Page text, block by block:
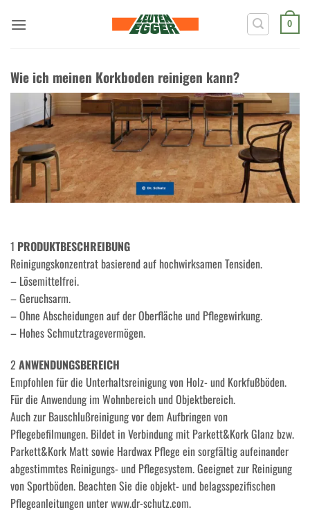
Inhalt
0
Wie ich meinen Korkboden reinigen kann?
1 PRODUKTBESCHREIBUNG
Reinigungskonzentrat basierend auf hochwirksamen Tensiden.
– Lösemittelfrei.
– Geruchsarm.
– Ohne Abscheidungen auf der Oberfläche und Pflegewirkung.
– Hohes Schmutztragevermögen.
2 ANWENDUNGSBEREICH
Empfohlen für die Unterhaltsreinigung von Holz- und Korkfußböden.
Für die Anwendung im Wohnbereich und Objektbereich.
Auch zur Bauschlußreinigung vor dem Aufbringen von
Pflegebefilmungen. Bildet in Verbindung mit Parkett&Kork Glanz bzw.
Parkett&Kork Matt sowie Hardwax Pflege ein sorgfältig aufeinander
abgestimmtes Reinigungs- und Pflegesystem. Geeignet zur Reinigung
von Sportböden. Beachten Sie die objekt- und belagsspezifischen
Pflegeanleitungen unter www.dr-schutz.com.